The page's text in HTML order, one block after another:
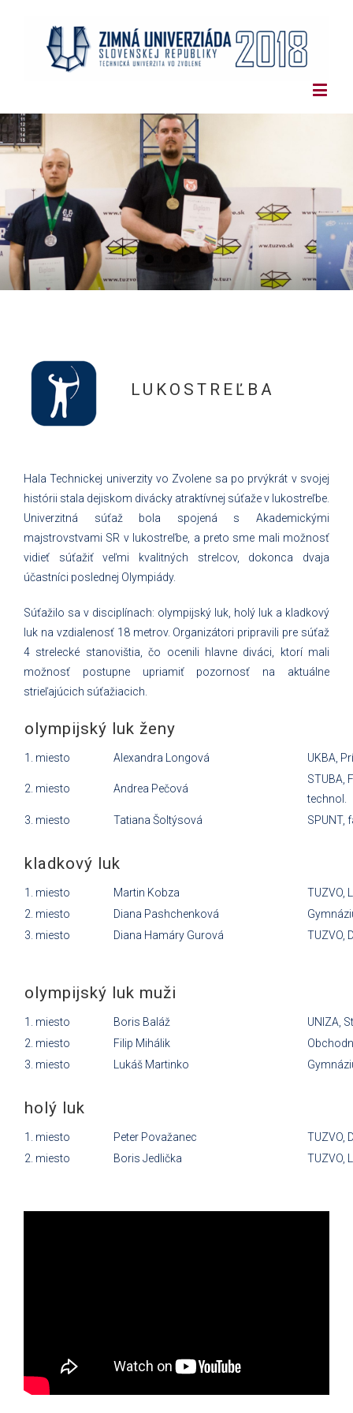
LUKOSTREĽBA
Hala Technickej univerzity vo Zvolene sa po prvýkrát v svojej
histórii stala dejiskom divácky atraktívnej súťaže v lukostreľbe.
Univerzitná súťaž bola spojená s Akademickými
majstrovstvami SR v lukostreľbe, a preto sme mali možnosť
vidieť súťažiť veľmi kvalitných strelcov, dokonca dvaja
účastníci poslednej Olympiády.
Súťažilo sa v disciplínach: olympijský luk, holý luk a kladkový
luk na vzdialenosť 18 metrov. Organizátori pripravili pre súťaž
4 strelecké stanovištia, čo ocenili hlavne diváci, ktorí mali
možnosť postupne upriamiť pozornosť na aktuálne
strieľajúcich súťažiacich.
olympijský luk ženy
1. miesto Alexandra Longová UKBA,
2. miesto Andrea Pečová
STUBA,
technol.
3. miesto
Tatiana Šoltýsová SPUNT,
kladkový luk
1. miesto Martin Kobza
TUZVO,
2. miesto
Diana Pashchenková
3. miesto
Diana Hamáry Gurová TUZVO,
olympijský luk muži
1. miesto Boris Baláž
UNIZA,
2. miesto
Filip Mihálik
3. miesto
Lukáš Martinko
holý luk
1. miesto Peter Považanec
TUZVO,
2. miesto
Boris Jedlička TUZVO,